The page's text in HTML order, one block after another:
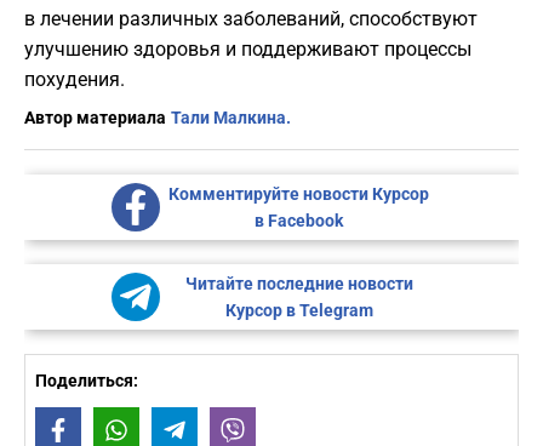
в лечении различных заболеваний, способствуют
улучшению здоровья и поддерживают процессы
похудения.
Автор материала Тали Малкина.
Комментируйте новости Курсор
в Facebook
Читайте последние новости
Курсор в Telegram
Поделиться:
FacebookWhatsAppTelegram